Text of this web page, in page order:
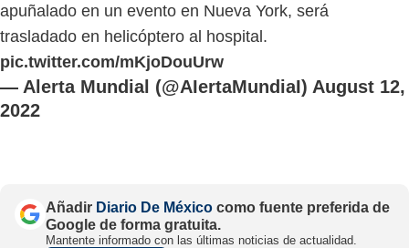
apuñalado en un evento en Nueva York, será
trasladado en helicóptero al hospital.
pic.twitter.com/mKjoDouUrw
— Alerta Mundial (@AIertaMundiaI) August 12,
2022
Añadir Diario De México como fuente preferida de
Google de forma gratuita.
Mantente informado con las últimas noticias de actualidad.